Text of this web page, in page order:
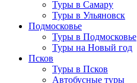
Туры в Самару
Туры в Ульяновск
Подмосковье
Туры в Подмосковье
Туры на Новый год
Псков
Туры в Псков
Автобусные туры